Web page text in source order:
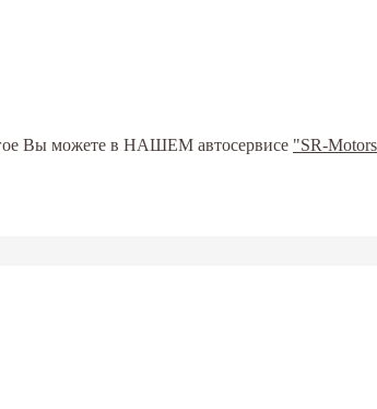
Вы можете в НАШЕМ автосервисе "SR-